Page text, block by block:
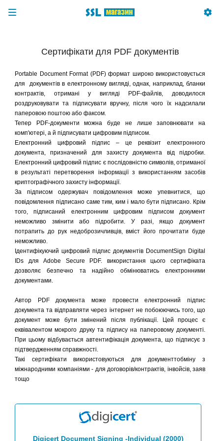
Сертифікати для PDF документів
Portable Document Format (PDF) формат широко використовується
для документів в електронному вигляді, однак, наприклад, бланки
контрактів, отримані у вигляді PDF-файлів, доводилося
роздруковувати та підписувати вручну, після чого їх надсилали
паперовою поштою або факсом.
Тепер PDF-документи можна буде не лише заповнювати на
комп'ютері, а й підписувати цифровим підписом.
Електронний цифровий підпис – це реквізит електронного
документа, призначений для захисту документа від підробки.
Електронний цифровий підпис є послідовністю символів, отриманої
в результаті перетворення інформації з використанням засобів
криптографічного захисту інформації.
За підписом одержувач повідомлення може упевнитися, що
повідомлення підписано саме тим, ким і мало бути підписано. Крім
того, підписаний електронним цифровим підписом документ
неможливо змінити або підробити. У разі, якщо документ
потрапить до рук недоброзичливців, вміст його прочитати буде
неможливо.
Ідентифікуючий цифровий підпис документів DocumentSign Digital
IDs для Adobe Secure PDF. використання цього сертифіката
дозволяє безпечно та надійно обмінюватись електронними
документами.
Автор PDF документа може провести електронний підпис
документа та відправляти через інтернет не побоюючись того, що
документ може бути змінений після публікації. Цей процес є
еквівалентом мокрого друку та підпису на паперовому документі.
При цьому відбувається автентифікація документа, що підписує з
підтвердженням справжності.
Такі сертифікати використовуються для документтобміну з
міжнародними компаніями - для договорів/контрактів, інвойсів, заяв
тощо
Digicert Document Signing -Individual (2000)